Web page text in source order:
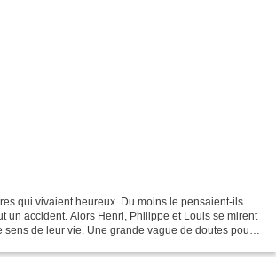
qui vivaient heureux. Du moins le pensaient-ils.
un accident. Alors Henri, Philippe et Louis se mirent
de leur vie. Une grande vague de doutes pour